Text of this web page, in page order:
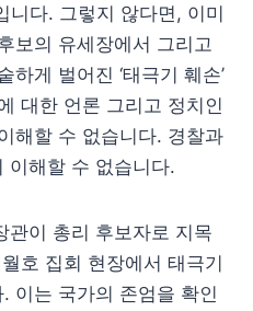
니다. 그렇지 않다면, 이미
보의 유세장에서 그리고
하게 벌어진 ‘태극기 훼손’
대한 언론 그리고 정치인
해할 수 없습니다. 경찰과
이해할 수 없습니다.
관이 총리 후보자로 지목
호 집회 현장에서 태극기
이는 국가의 존엄을 확인